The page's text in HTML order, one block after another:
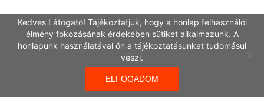
Kedves Látogató! Tájékoztatjuk, hogy a honlap felhasználói
élmény fokozásának érdekében sütiket alkalmazunk. A
honlapunk használatával ön a tájékoztatásunkat tudomásul
veszi.
ELFOGADOM